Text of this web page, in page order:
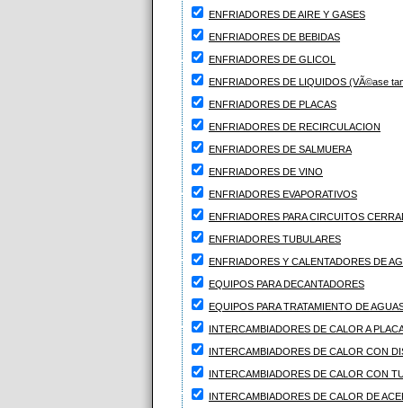
ENFRIADORES DE AIRE Y GASES
ENFRIADORES DE BEBIDAS
ENFRIADORES DE GLICOL
ENFRIADORES DE LIQUIDOS (VÃ©ase
ENFRIADORES DE PLACAS
ENFRIADORES DE RECIRCULACION
ENFRIADORES DE SALMUERA
ENFRIADORES DE VINO
ENFRIADORES EVAPORATIVOS
ENFRIADORES PARA CIRCUITOS
ENFRIADORES TUBULARES
ENFRIADORES Y CALENTADORES DE
EQUIPOS PARA DECANTADORES
EQUIPOS PARA TRATAMIENTO DE
INTERCAMBIADORES DE CALOR A
INTERCAMBIADORES DE CALOR CON
INTERCAMBIADORES DE CALOR CON
INTERCAMBIADORES DE CALOR DE